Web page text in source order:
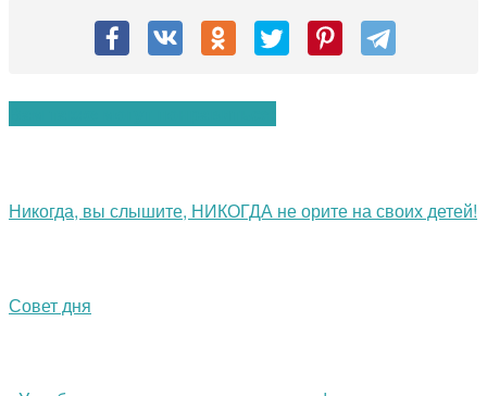
Никогда, вы слышите, НИКОГДА не орите на своих детей!
Совет дня